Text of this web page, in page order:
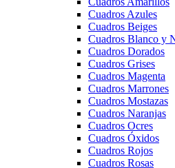
Cuadros Azules
Cuadros Beiges
Cuadros Blanco y
Cuadros Dorados
Cuadros Grises
Cuadros Magenta
Cuadros Marrones
Cuadros Mostazas
Cuadros Naranjas
Cuadros Ocres
Cuadros Óxidos
Cuadros Rojos
Cuadros Rosas